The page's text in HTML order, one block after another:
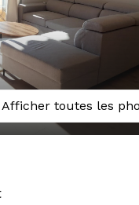
Afficher toutes les